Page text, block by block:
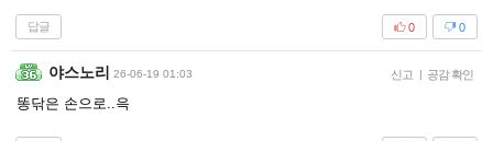
답글 0
0
야스노리 26-06-19 01:03 신고 | 공감 확인
똥닦은 손으로..윽